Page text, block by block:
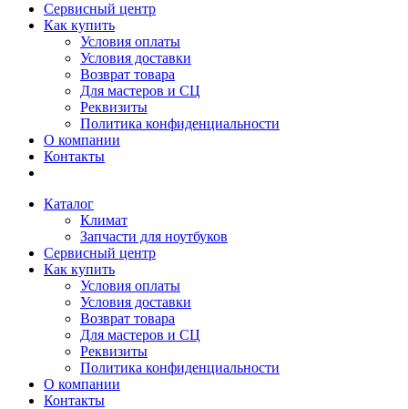
Сервисный центр
Как купить
Условия оплаты
Условия доставки
Возврат товара
Для мастеров и СЦ
Реквизиты
Политика конфиденциальности
О компании
Контакты
Каталог
Климат
Запчасти для ноутбуков
Сервисный центр
Как купить
Условия оплаты
Условия доставки
Возврат товара
Для мастеров и СЦ
Реквизиты
Политика конфиденциальности
О компании
Контакты